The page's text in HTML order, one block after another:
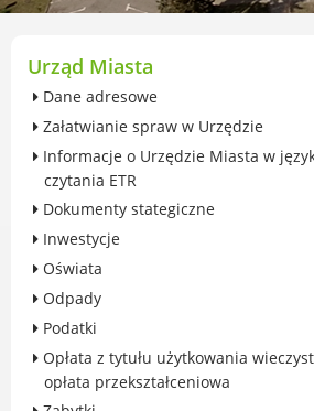
przekształceniowa
Ochrona środowiska
Edukacja ekologiczna
SZYKUJ SIĘ NA ZMIANY
Komunikacja miejska
Rolnictwo
Zwierzęta
Organizacje pozarządowe
Konsultacje społeczne i
Luboński Budżet
Urząd Miasta
Dane adresowe
Załatwianie spraw w Urzędzie
Informacje o Urzędzie Miasta w
czytania ETR
Dokumenty stategiczne
Inwestycje
Oświata
Odpady
Podatki
Opłata z tytułu użytkowania
opłata przekształceniowa